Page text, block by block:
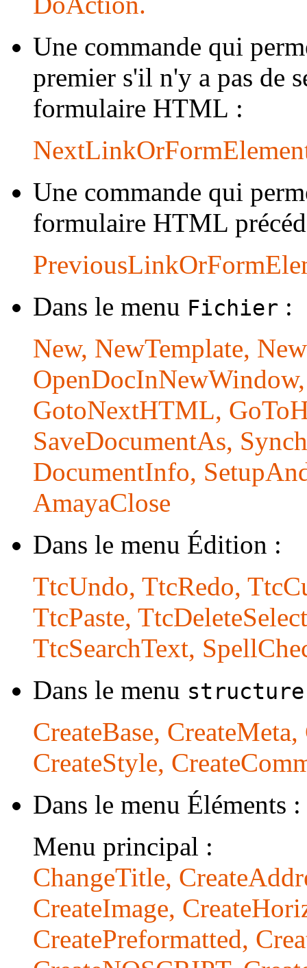
Une commande qui
premier s'il n'y a pas de
formulaire HTML :
Une commande qui
formulaire HTML
Dans le menu Fichier :
New, NewTemplate,
GotoNextHTML,
SaveDocumentAs,
DocumentInfo,
AmayaClose
Dans le menu Édition :
TtcUndo, TtcRedo,
TtcPaste,
TtcSearchText,
Dans le menu structure
CreateBase,
CreateStyle,
Dans le menu Éléments :
Menu principal :
ChangeTitle,
CreateImage,
CreatePreformatted,